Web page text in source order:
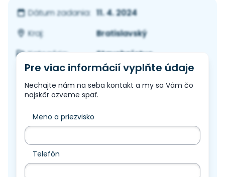
Dátum zadania: 11. 4. 2024
Kraj:
Bratislavský
Kategória:
Stavebníctvo
Pre viac informácií vyplňte údaje
Nechajte nám na seba kontakt a my sa Vám čo
najskôr ozveme späť.
Meno a priezvisko
Telefón